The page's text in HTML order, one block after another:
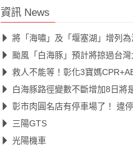
資訊 News
將「海嘯」及「堰塞湖」增列
颱風「白海豚」預計將掠過台灣北部海面
救人不能等！彰化3寶媽CPR+AED急救教
白海豚路徑變數不斷增加8日將是路徑
彰市肉圓名店有停車場了！ 違停、排隊
三陽GTS
光陽機車